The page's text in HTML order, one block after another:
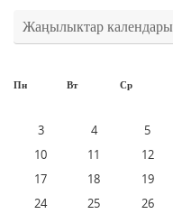
Жаңылыктар календары
Пн
Вт Ср
3
4 5
10
11 12
17
18 19
24
25 26